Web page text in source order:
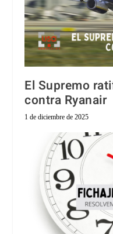
El Supremo
contra Ryanair
1 de diciembre de 2025